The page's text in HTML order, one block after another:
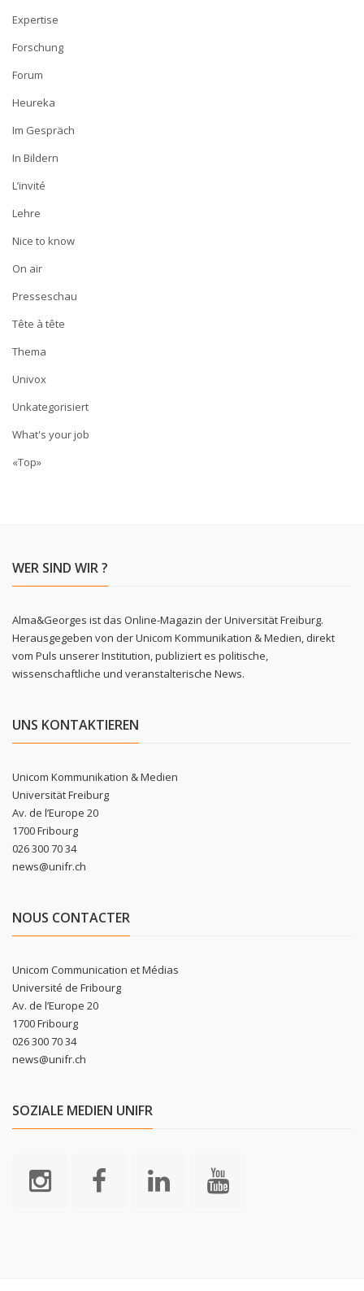
Expertise
Forschung
Forum
Heureka
Im Gespräch
In Bildern
L’invité
Lehre
Nice to know
On air
Presseschau
Tête à tête
Thema
Univox
Unkategorisiert
What's your job
«Top»
WER SIND WIR ?
Alma&Georges ist das Online-Magazin der Universität Freiburg.
Herausgegeben von der Unicom Kommunikation & Medien, direkt
vom Puls unserer Institution, publiziert es politische,
wissenschaftliche und veranstalterische News.
UNS KONTAKTIEREN
Unicom Kommunikation & Medien
Universität Freiburg
Av. de l’Europe 20
1700 Fribourg
026 300 70 34
news@unifr.ch
NOUS CONTACTER
Unicom Communication et Médias
Université de Fribourg
Av. de l’Europe 20
1700 Fribourg
026 300 70 34
news@unifr.ch
SOZIALE MEDIEN UNIFR